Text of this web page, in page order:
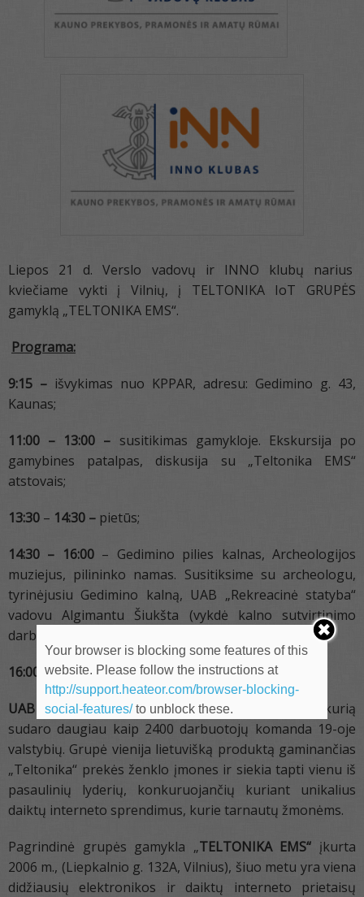
Liepos 21 d. Verslo vadovų ir INNO klubų narius
kviečiame vykti į Vilnių, į TELTONIKA IoT GRUPĖS
gamyklą „TELTONIKA EMS“.
Programa:
9:15 – išvykimas nuo KPPAR, adresu: Gedimino g. 43,
Kaunas;
11:00 – 13:00 – susitikimas gamykloje. Ekskursija po
gamybines patalpas, diskusija su „Teltonika EMS“
atstovais;
13:30 – 14:30 – pietūs;
14:30 – 16:00 – Gedimino pilies kalnas, Archeologijos
muziejus, pilininko namas. Susitiksime su archeologu,
tyrinėjusiu Gedimino kalną, UAB „Rekreacinė statyba“
vadovu Algimantu Šiukšta (vykdė kalno sutvirtinimo
darbus).
16:00 – 17:30– grįžimas į Kauną.
UAB „TELTONIKA IoTGROUP“ –įmonių grupė, kurią
sudaro daugiau kaip 2400 darbuotojų komanda 19-oje
valstybių. Grupė vienija lietuvišką produktą gaminančias
„Teltonika“ prekės ženklo įmones ir siekia tapti vienu iš
pasaulinių lyderių, konkuruojančių kuriant unikalius
daiktų interneto sprendimus, kurie tarnautų žmonėms.
Pagrindinė grupės gamykla „TELTONIKA EMS“ įkurta
2006 m., (Liepkalnio g. 132A, Vilnius), šiuo metu yra viena
didžiausių elektronikos ir daiktų interneto prietaisų
Your browser is blocking some features of this
website. Please follow the instructions at
http://support.heateor.com/browser-blocking-
social-features/to unblock these.